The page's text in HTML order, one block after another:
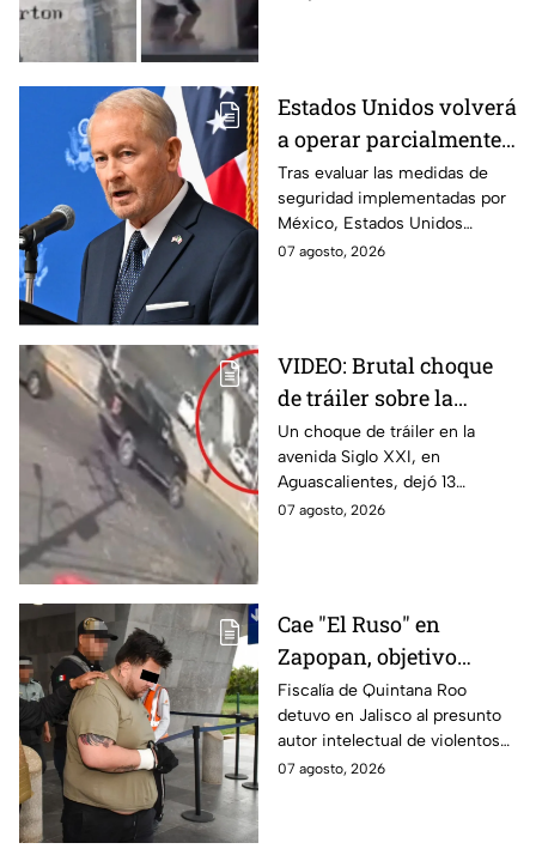
Estados Unidos volverá
a operar parcialmente
en Michoacán tras
suspensión por
motivos de seguridad
Tras evaluar las medidas de
seguridad implementadas por
México, Estados Unidos
reanudará parcialmente sus
07 agosto, 2026
VIDEO: Brutal choque
de tráiler sobre la
avenida Siglo XXI en
Aguascalientes deja
varios heridos y
destrozos
Un choque de tráiler en la
avenida Siglo XXI, en
Aguascalientes, dejó 13
heridos y varios vehículos
07 agosto, 2026
Cae "El Ruso" en
Zapopan, objetivo
prioritario en Playa del
Carmen
Fiscalía de Quintana Roo
detuvo en Jalisco al presunto
autor intelectual de violentos
ataques en fraccionamientos
07 agosto, 2026